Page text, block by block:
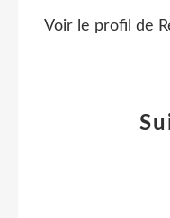
Voir le profil de